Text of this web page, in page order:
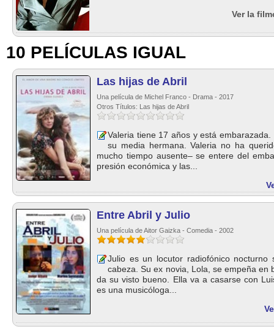
Ver la
10 PELÍCULAS IGUAL
Las hijas de Abril
Una película de Michel Franco - Drama - 2017
Otros Títulos: Las hijas de Abril
Valeria tiene 17 años y está
su media hermana. Valeria no ha
mucho tiempo ausente– se entere del
presión económica y las...
Entre Abril y Julio
Una película de Aitor Gaizka - Comedia - 2002
Julio es un locutor radiofónico
cabeza. Su ex novia, Lola, se empeña en
da su visto bueno. Ella va a casarse con
es una musicóloga...